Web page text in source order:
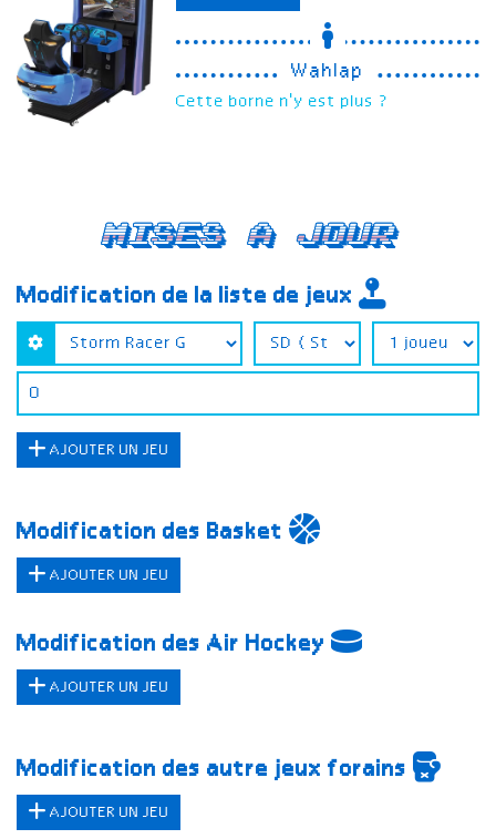
Wahlap
Cette borne n'y est plus ?
Mises a jour
Modification de la liste de jeux
AJOUTER UN JEU
Modification des Basket
AJOUTER UN JEU
Modification des Air Hockey
AJOUTER UN JEU
Modification des autre jeux forains
AJOUTER UN JEU